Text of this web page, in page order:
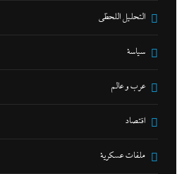
التحليل اللحظي
سياسة
عرب و عالم
اقتصاد
ملفات عسكرية